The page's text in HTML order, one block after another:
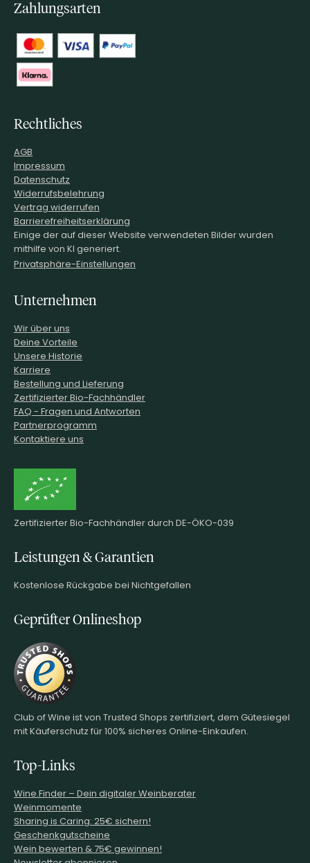
Zahlungsarten
Rechtliches
AGB
Impressum
Datenschutz
Widerrufsbelehrung
Vertrag widerrufen
Barrierefreiheitserklärung
Einige der auf dieser Website verwendeten Bilder wurden
mithilfe von KI generiert.
Privatsphäre-Einstellungen
Unternehmen
Wir über uns
Deine Vorteile
Unsere Historie
Karriere
Bestellung und Lieferung
Zertifizierter Bio-Fachhändler
FAQ - Fragen und Antworten
Partnerprogramm
Kontaktiere uns
Zertifizierter Bio-Fachhändler durch DE-ÖKO-039
Leistungen & Garantien
Kostenlose Rückgabe bei Nichtgefallen
Geprüfter Onlineshop
Club of Wine ist von Trusted Shops zertifiziert, dem Gütesiegel
mit Käuferschutz für 100% sicheres Online-Einkaufen.
Top-Links
Wine.Finder – Dein digitaler Weinberater
Weinmomente
Sharing is Caring: 25€ sichern!
Geschenkgutscheine
Wein bewerten & 75€ gewinnen!